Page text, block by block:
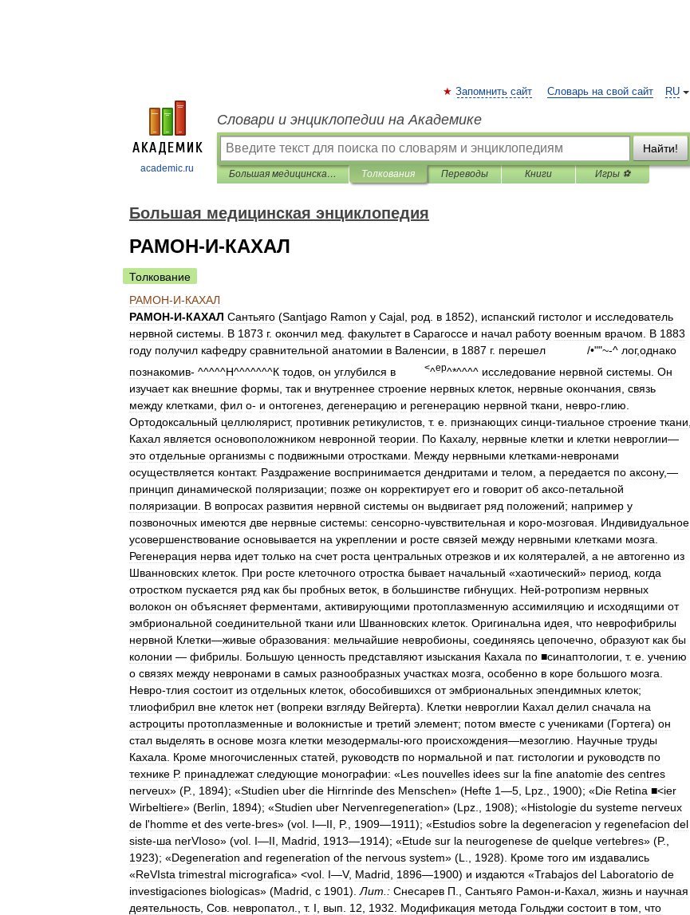
academic.ru
RU
Запомнить сайт Словарь на свой сайт
Словари и энциклопедии на Академике
Найти!
Большая медицинская энциклопедия Толкования Переводы Книги Игры ⚽
Большая медицинская энциклопедия
РАМОН-И-КАХАЛ
Толкование
РАМОН-И-КАХАЛ
РАМОН-И-КАХАЛ Сантьяго (Santjago Ramon у Cajal род в 1852), испанский гистолог и исследователь
нервной системы В 1873 г. окончил мед факультет в Сарагоссе и начал работу военным врачом В 1883
году получил кафедру сравнительной анатомии в Валенсии в 1887 г. перешел /•""~-^ лог,однако
познакомив- ^^^^^Н^^^^^^^К тодов он углубился в <^ер^*^^^^ исследование нервной системы Он
изучает как внешние формы так и внутреннее строение нервных клеток нервные окончания связь
между клетками фил о- и онтогенез дегенерацию и регенерацию нервной ткани невро-глию
Ортодоксальный целлюлярист, противник ретикулистов т. е признающих синци-тиальное строение ткани
Кахал является основоположником невронной теории По Кахалу, нервные клетки и клетки невроглии—
это отдельные организмы с подвижными отростками Между нервными клетками-невронами
осуществляется контакт. Раздражение воспринимается дендритами и телом а передается по аксону,—
принцип динамической поляризации; позже он корректирует его и говорит об аксо-петальной
поляризации
В вопросах развития нервной системы он выдвигает ряд положений; например у
позвоночных имеются две нервные системы: сенсорно-чувствительная и коро-мозговая
Индивидуальное
усовершенствование основывается на укреплении и росте связей между нервными клетками мозга
Регенерация нерва идет только на счет роста центральных отрезков и их колятералей а не автогенно из
Шванновских клеток При росте клеточного отростка бывает начальный «хаотический» период
когда
отростком пускается ряд как бы пробных веток в большинстве гибнущих Ней-ротропизм нервных
волокон он объясняет ферментами активирующими протоплазменную ассимиляцию и исходящими от
эмбриональной соединительной ткани или Шванновских клеток Оригинальна идея что неврофибрилы
нервной Клетки—живые образования: мельчайшие невробионы соединяясь цепочечно образуют как бы
колонии — фибрилы Большую ценность представляют изыскания Кахала по ■синаптологии т. е учению
о связях между невронами в самых разнообразных участках мозга особенно в коре большого мозга
Невро-тлия состоит из отдельных клеток обособившихся от эмбриональных эпендимных клеток;
тлиофибрил вне клеток нет(вопреки взгляду Вейгерта). Клетки невроглии Кахал делил сначала на
астроциты протоплазменные и волокнистые и третий элемент; потом вместе с учениками (Гортега) он
стал выделять в основе мозга клетки мезодермалы-юго происхождения—мезоглию Научные труды
Кахала
Кроме многочисленных статей руководств по нормальной и пат. гистологии и руководств по
технике Р. принадлежат следующие монографии: «Les nouvelles idees sur la fine anatomie des centres
nerveux» (P., 1894); «Studien uber die Hirnrinde des Menschen» (Hefte 1—5 Lpz 1900); «Die Retina ■<ier
Wirbeltiere» (Berlin 1894); «Studien uber Nervenregeneration» (Lpz 1908); «Histologie du systeme nerveux
de l'homme et des verte-bres» (vol I—II P., 1909—1911); «Estudios sobre la degeneracion у regenefacion del
siste-ша nerVІoso» (vol I—II Madrid 1913—1914); «Etude sur la neurogenese de quelque vertebres» (P.,
1923); «Degeneration and regeneration of the nervous system» (L 1928). Кроме того им издавались
«ReVІsta trimestral micrografica» <vol I—V, Madrid 1896—1900) и издаются «Trabajos del Laboratorio de
investigaciones biologicas» (Madrid с 1901). Лит : Снесарев П Сантьяго Рамон-и-Кахал жизнь и научная
деятельность Сов невропатол т. I вып 12 1932 Модификация метода Гольджи состоит в том что